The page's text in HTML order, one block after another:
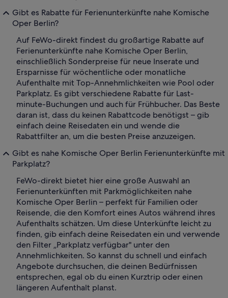
Gibt es Rabatte für Ferienunterkünfte nahe Komische
Oper Berlin?
Auf FeWo-direkt findest du großartige Rabatte auf
Ferienunterkünfte nahe Komische Oper Berlin,
einschließlich Sonderpreise für neue Inserate und
Ersparnisse für wöchentliche oder monatliche
Aufenthalte mit Top-Annehmlichkeiten wie Pool oder
Parkplatz. Es gibt verschiedene Rabatte für Last-
minute-Buchungen und auch für Frühbucher. Das Beste
daran ist, dass du keinen Rabattcode benötigst – gib
einfach deine Reisedaten ein und wende die
Rabattfilter an, um die besten Preise anzuzeigen.
Gibt es nahe Komische Oper Berlin Ferienunterkünfte mit
Parkplatz?
FeWo-direkt bietet hier eine große Auswahl an
Ferienunterkünften mit Parkmöglichkeiten nahe
Komische Oper Berlin – perfekt für Familien oder
Reisende, die den Komfort eines Autos während ihres
Aufenthalts schätzen. Um diese Unterkünfte leicht zu
finden, gib einfach deine Reisedaten ein und verwende
den Filter „Parkplatz verfügbar" unter den
Annehmlichkeiten. So kannst du schnell und einfach
Angebote durchsuchen, die deinen Bedürfnissen
entsprechen, egal ob du einen Kurztrip oder einen
längeren Aufenthalt planst.